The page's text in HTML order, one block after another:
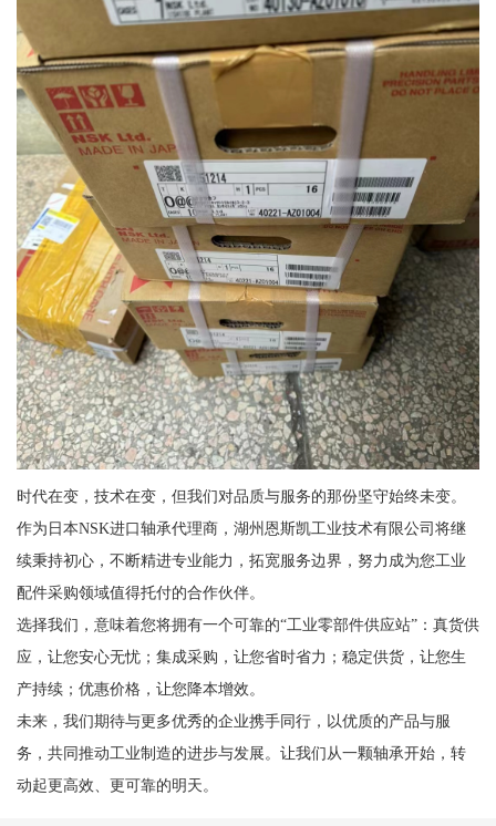
时代在变，技术在变，但我们对品质与服务的那份坚守始终未变。
作为日本NSK进口轴承代理商，湖州恩斯凯工业技术有限公司将继
续秉持初心，不断精进专业能力，拓宽服务边界，努力成为您工业
配件采购领域值得托付的合作伙伴。
选择我们，意味着您将拥有一个可靠的“工业零部件供应站”：真货供
应，让您安心无忧；集成采购，让您省时省力；稳定供货，让您生
产持续；优惠价格，让您降本增效。
未来，我们期待与更多优秀的企业携手同行，以优质的产品与服
务，共同推动工业制造的进步与发展。让我们从一颗轴承开始，转
动起更高效、更可靠的明天。